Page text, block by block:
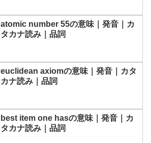
atomic number 55の意味｜発音｜カ
タカナ読み｜品詞
euclidean axiomの意味｜発音｜カタ
カナ読み｜品詞
best item one hasの意味｜発音｜カ
タカナ読み｜品詞